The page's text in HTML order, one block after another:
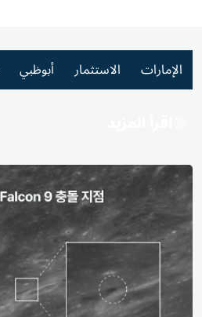
الإمارات الاستثمار أبوظبي